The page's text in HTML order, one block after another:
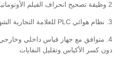
2 وظيفة تصحيح انحراف الفيلم الأوتوماتيكية,
3. نظام هوائي PLC للعلامة التجارية الشهيرة للختم الرأسي والأفقي
دون كسر الأكياس وتقليل النفايات